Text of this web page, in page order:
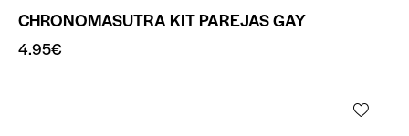
CHRONOMASUTRA KIT PAREJAS GAY
4.95€